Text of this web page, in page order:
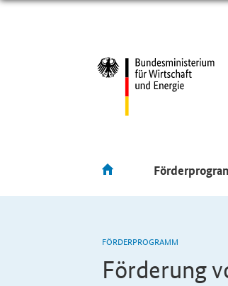
FÖRDERPROGRAMM
Förderung